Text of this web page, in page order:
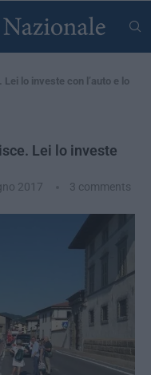
lo investe con l’auto e lo
Lei lo investe
2017 3 comments